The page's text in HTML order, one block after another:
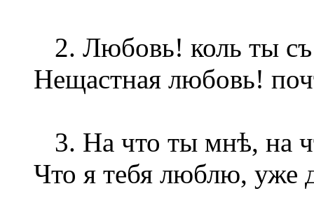
2. Любовь! коль ты съ
Нещастная любовь!
3. На что ты мнѣ, на
Что я тебя люблю, уже